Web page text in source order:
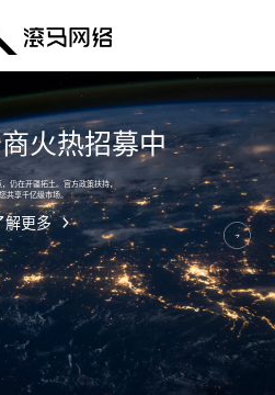
火热招募中
仍在开疆拓土。官方政策扶持，
共享千亿级市场。
解更多